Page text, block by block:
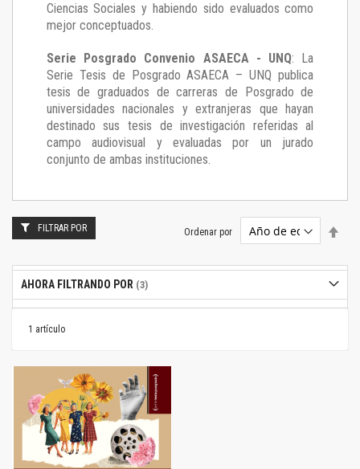
Ciencias Sociales y habiendo sido evaluados como
mejor conceptuados.
Serie Posgrado Convenio ASAECA - UNQ: La
Serie Tesis de Posgrado ASAECA – UNQ publica
tesis de graduados de carreras de Posgrado de
universidades nacionales y extranjeras que hayan
destinado sus tesis de investigación referidas al
campo audiovisual y evaluadas por un jurado
conjunto de ambas instituciones.
1 artículo
Ordenar por
FILTRAR POR
AHORA FILTRANDO POR